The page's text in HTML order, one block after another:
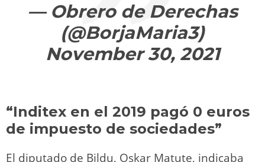
— Obrero de Derechas
(@BorjaMaria3)
November 30, 2021
“Inditex en el 2019 pagó 0 euros
de impuesto de sociedades”
El diputado de Bildu, Oskar Matute, indicaba